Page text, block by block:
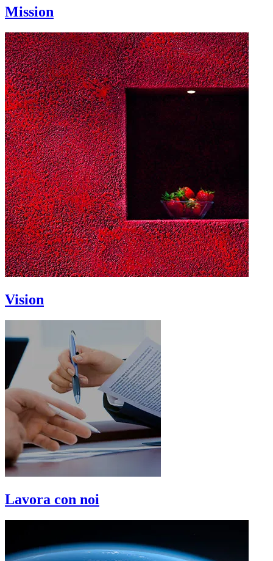
Mission
Vision
Lavora con noi